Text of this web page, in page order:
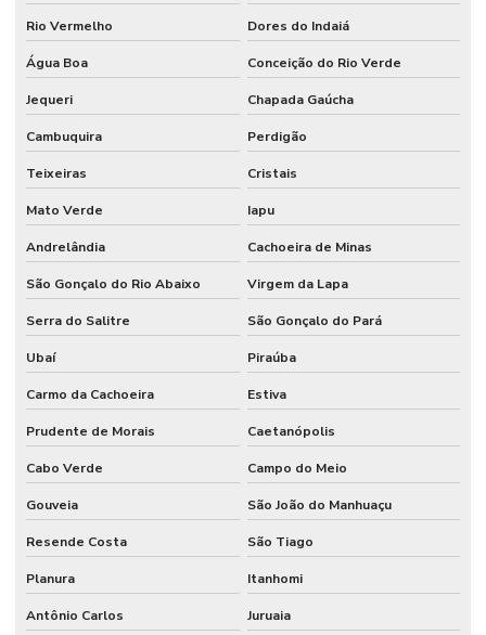
Rio Vermelho Dores do Indaiá
Água Boa Conceição do Rio Verde
Jequeri Chapada Gaúcha
Cambuquira Perdigão
Teixeiras Cristais
Mato Verde Iapu
Andrelândia Cachoeira de Minas
São Gonçalo do Rio Abaixo Virgem da Lapa
Serra do Salitre São Gonçalo do Pará
Ubaí Piraúba
Carmo da Cachoeira Estiva
Prudente de Morais Caetanópolis
Cabo Verde Campo do Meio
Gouveia São João do Manhuaçu
Resende Costa São Tiago
Planura Itanhomi
Antônio Carlos Juruaia